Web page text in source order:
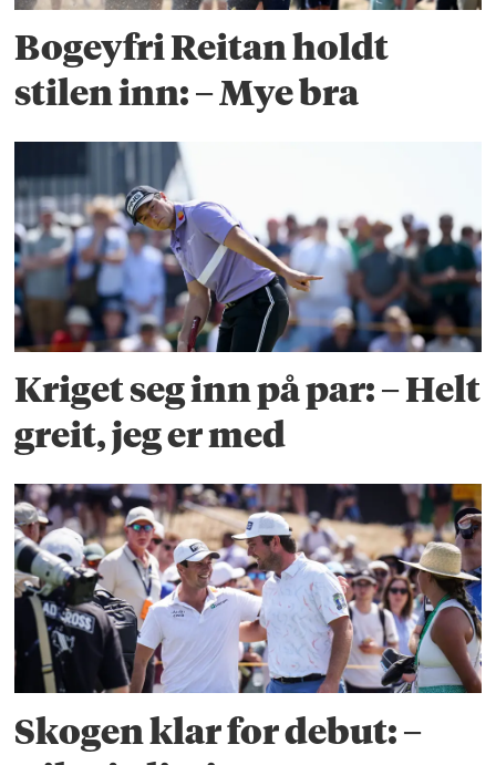
Bogeyfri Reitan holdt
stilen inn: – Mye bra
Kriget seg inn på par: – Helt
greit, jeg er med
Skogen klar for debut: –